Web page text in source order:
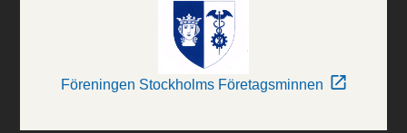
Föreningen Stockholms Företagsminnen